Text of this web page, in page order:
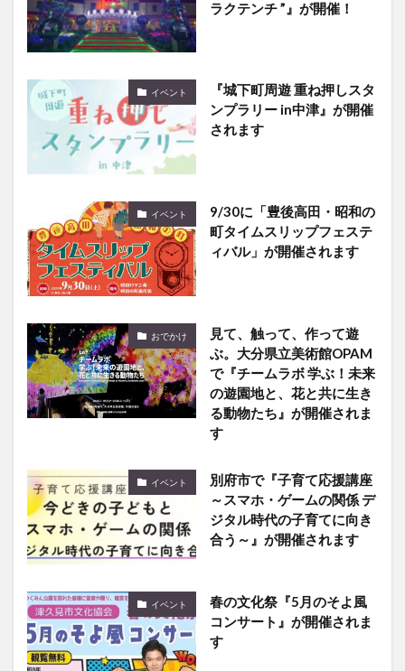
ラクテンチ ”』が開催！
イベント
『城下町周遊 重ね押しスタ
ンプラリー in中津』が開催
されます
イベント
9/30に「豊後高田・昭和の
町タイムスリップフェステ
ィバル」が開催されます
おでかけ
見て、触って、作って遊
ぶ。大分県立美術館OPAM
で『チームラボ 学ぶ！未来
の遊園地と、花と共に生き
る動物たち』が開催されま
す
イベント
別府市で『子育て応援講座
～スマホ・ゲームの関係 デ
ジタル時代の子育てに向き
合う～』が開催されます
イベント
春の文化祭『5月のそよ風
コンサート』が開催されま
す